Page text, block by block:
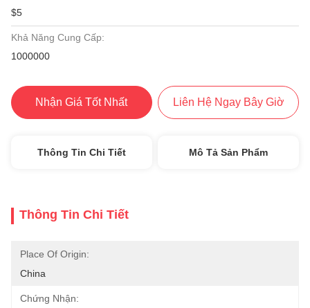
$5
Khả Năng Cung Cấp:
1000000
Nhận Giá Tốt Nhất Liên Hệ Ngay Bây Giờ
Thông Tin Chi Tiết Mô Tả Sản Phẩm
Thông Tin Chi Tiết
Place Of Origin:
China
Chứng Nhận: